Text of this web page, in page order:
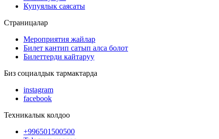
Купуялык саясаты
Страницалар
Мероприятия жайлар
Билет кантип сатып алса болот
Билеттерди кайтаруу
Биз социалдык тармактарда
instagram
facebook
Техникалык колдоо
+996501500500